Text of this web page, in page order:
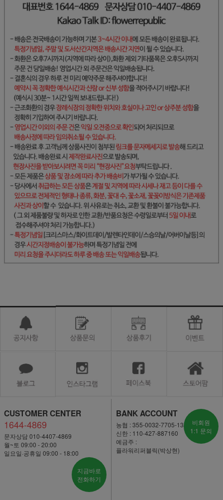
CUSTOMER CENTER
1644-4869
문자상담 010-4407-4869
월~토 09:00 - 20:00
일요일·공휴일 09:00 - 18:00
지금바로
전화하기
BANK ACCOUNT
농협 : 355-0032-7705-13
신한 : 110-427-887160
예금주 :
플라워리퍼블릭(박상현)
비회원
1:1 문의